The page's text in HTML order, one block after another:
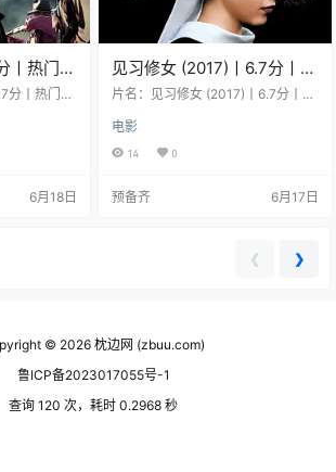
丨热门高
7集
分丨热门高
之地 类
科特·弗兰
托马斯·布
7 片长：
6月18日
见习修女 (2017)丨6.7分丨玛
格丽特·库里主演电影 圣丹斯
片名：见习修女 (2017)丨6.7分丨玛
评审团大奖 分类：电影 又名：爱的
见习生 / 见习 类型：剧情 / 同性 导
妮·尼科尔森 / 玛格丽特·库里 / 丽亚
017-01-20(圣丹斯电影节) / 2017-
电影
14 0
预备齐 6月17日
❮ ❯
© 2026 枕边网 (zbuu.com)
鲁ICP备2023017055号-1
查询 120 次，耗时 0.2968 秒